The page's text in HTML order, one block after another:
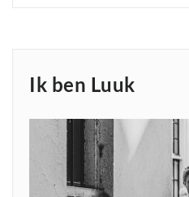
Ik ben Luuk